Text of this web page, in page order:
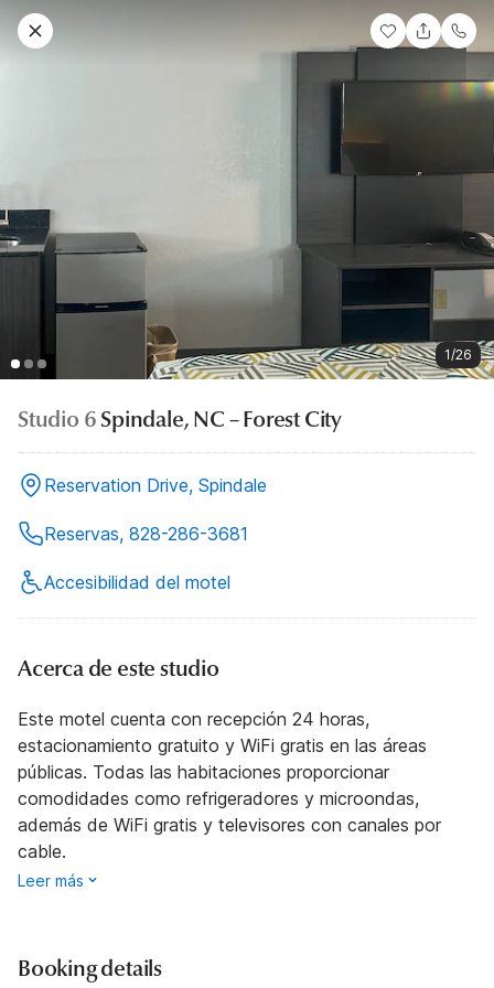
1/26
Studio 6Spindale, NC – Forest City
Reservation Drive, Spindale
Reservas, 828-286-3681
Accesibilidad del motel
Acerca de este studio
Este motel cuenta con recepción 24 horas,
estacionamiento gratuito y WiFi gratis en las áreas
públicas. Todas las habitaciones proporcionar
comodidades como refrigeradores y microondas,
además de WiFi gratis y televisores con canales por
cable.
Leer más
Booking details